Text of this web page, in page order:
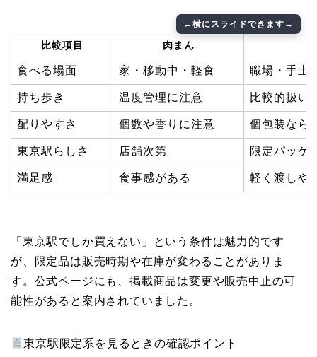
比較項目 肉まん
食べる場面 家・移動中・軽食 職場・手土
持ち歩き 温度管理に注意 比較的扱い
配りやすさ 個数や香りに注意 個包装なら
東京駅らしさ 店舗次第 限定パッケ
満足感 食事感がある 軽く渡しや
「東京駅でしか買えない」という条件は魅力的です
が、限定品は販売時期や在庫が変わることがありま
す。公式ページにも、掲載商品は変更や販売中止の可
能性があると案内されていました。
東京駅限定系を見るときの確認ポイント